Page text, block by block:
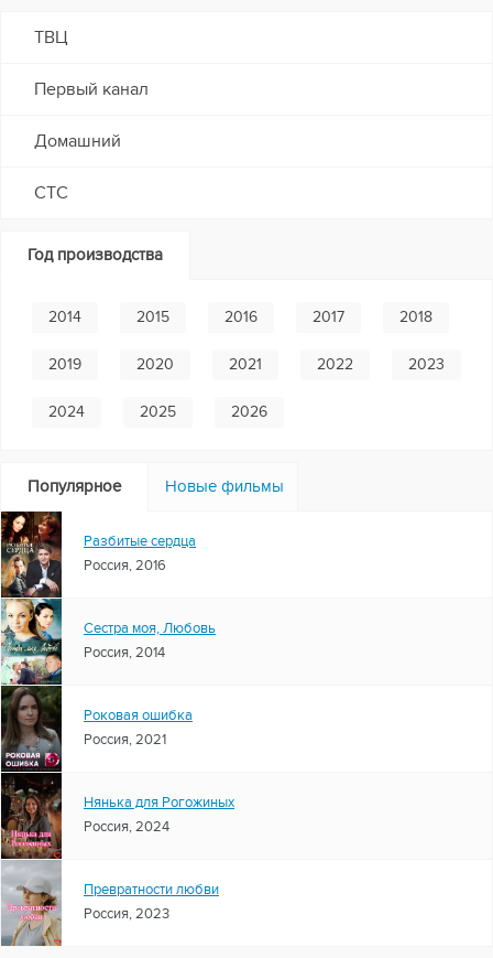
ТВЦ
Первый канал
Домашний
СТС
Год производства
2014 2015 2016 2017 2018
2019 2020 2021 2022 2023
2024 2025 2026
Популярное Новые фильмы
Разбитые сердца
Россия, 2016
Сестра моя, Любовь
Россия, 2014
Роковая ошибка
Россия, 2021
Нянька для Рогожиных
Россия, 2024
Превратности любви
Россия, 2023